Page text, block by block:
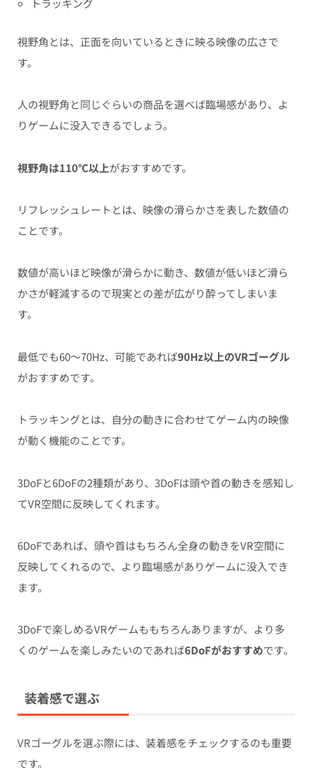
トラッキング
視野角とは、正面を向いているときに映る映像の広さで
す。
人の視野角と同じぐらいの商品を選べば臨場感があり、よ
りゲームに没入できるでしょう。
視野角は110℃以上がおすすめです。
リフレッシュレートとは、映像の滑らかさを表した数値の
ことです。
数値が高いほど映像が滑らかに動き、数値が低いほど滑ら
かさが軽減するので現実との差が広がり酔ってしまいま
す。
最低でも60〜70Hz、可能であれば90Hz以上のVRゴーグル
がおすすめです。
トラッキングとは、自分の動きに合わせてゲーム内の映像
が動く機能のことです。
3DoFと6DoFの2種類があり、3DoFは頭や首の動きを感知し
てVR空間に反映してくれます。
6DoFであれば、頭や首はもちろん全身の動きをVR空間に
反映してくれるので、より臨場感がありゲームに没入でき
ます。
3DoFで楽しめるVRゲームももちろんありますが、より多
くのゲームを楽しみたいのであれば6DoFがおすすめです。
装着感で選ぶ
VRゴーグルを選ぶ際には、装着感をチェックするのも重要
です。